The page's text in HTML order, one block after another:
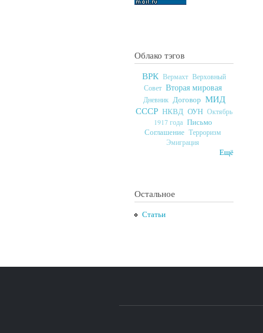
Облако тэгов
ВРК Вермахт Верховный
Совет Вторая мировая
Дневник Договор МИД
СССР НКВД ОУН Октябрь
1917 года Письмо
Соглашение Терроризм
Эмиграция
Ещё
Остальное
Статьи